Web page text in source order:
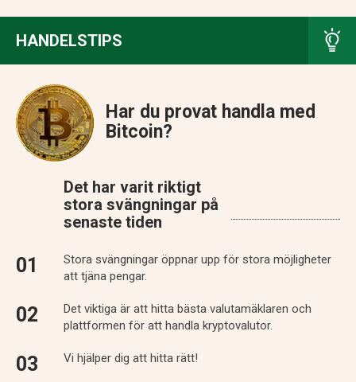
HANDELSTIPS
Har du provat handla med
Bitcoin?
Det har varit riktigt
stora svängningar på
senaste tiden
Stora svängningar öppnar upp för stora möjligheter
att tjäna pengar.
Det viktiga är att hitta bästa valutamäklaren och
plattformen för att handla kryptovalutor.
Vi hjälper dig att hitta rätt!